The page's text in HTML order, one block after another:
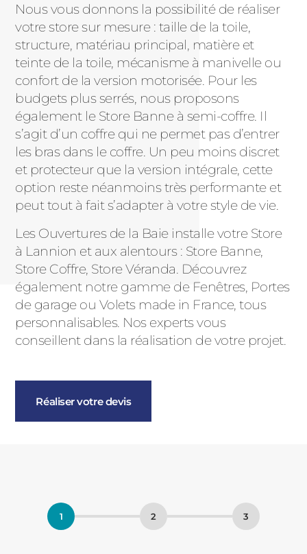
Nous vous donnons la possibilité de réaliser
votre store sur mesure : taille de la toile,
structure, matériau principal, matière et
teinte de la toile, mécanisme à manivelle ou
confort de la version motorisée. Pour les
budgets plus serrés, nous proposons
également le Store Banne à semi-coffre. Il
s’agit d’un coffre qui ne permet pas d’entrer
les bras dans le coffre. Un peu moins discret
et protecteur que la version intégrale, cette
option reste néanmoins très performante et
peut tout à fait s’adapter à votre style de vie.
Les Ouvertures de la Baie installe votre Store
à Lannion et aux alentours : Store Banne,
Store Coffre, Store Véranda. Découvrez
également notre gamme de Fenêtres, Portes
de garage ou Volets made in France, tous
personnalisables. Nos experts vous
conseillent dans la réalisation de votre projet.
Réaliser votre devis